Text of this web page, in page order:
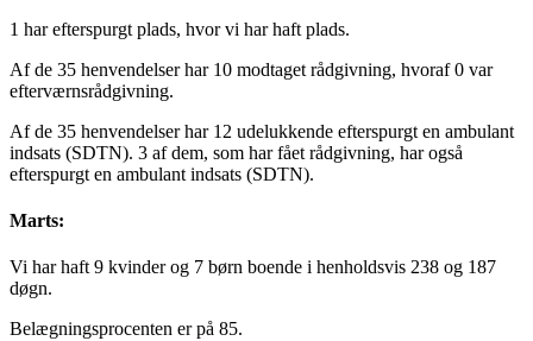
1 har efterspurgt plads, hvor vi har haft plads.
Af de 35 henvendelser har 10 modtaget rådgivning, hvoraf 0 var
efterværnsrådgivning.
Af de 35 henvendelser har 12 udelukkende efterspurgt en ambulant
indsats (SDTN). 3 af dem, som har fået rådgivning, har også
efterspurgt en ambulant indsats (SDTN).
Marts:
Vi har haft 9 kvinder og 7 børn boende i henholdsvis 238 og 187
døgn.
Belægningsprocenten er på 85.